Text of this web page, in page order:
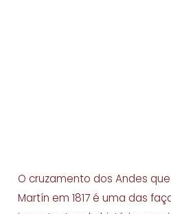
O cruzamento dos Andes
Martín em 1817 é uma das